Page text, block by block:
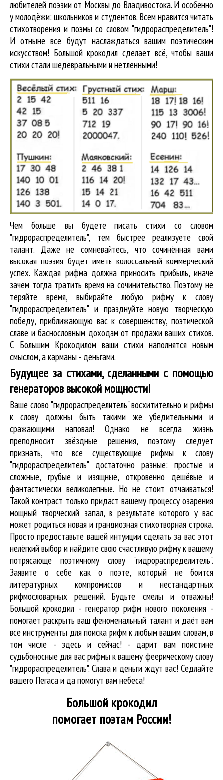
любителей поэзии от Москвы до Владивостока. И особенно
у молодёжи: школьников и студентов. Всем нравится читать
стихотворения и поэмы со словом "гидрораспределитель"!
И отныне все будут наслаждаться вашим поэтическим
искусством! Большой крокодил cделает всё, чтобы ваши
стихи стали шедевральными и нетленными!
Чем больше вы будете писать стихи со словом
"гидрораспределитель", тем быстрее реализуете свой
талант. Даже не сомневайтесь, что сочинённая вами
высокая поэзия будет иметь колоссальный коммерческий
успех. Каждая рифма должна приносить прибыль, иначе
зачем тогда тратить время на сочинительство. Поэтому не
теряйте время, выбирайте любую рифму к слову
"гидрораспределитель" и празднуйте новую творческую
победу, приближающую вас к совершенству, поэтической
славе и баснословным доходам от продажи ваших стихов.
С Большим Крокодилом ваши стихи наполнятся новым
смыслом, а карманы - деньгами.
Будущее за стихами, сделанными с помощью
генераторов высокой мощности!
Ваше слово "гидрораспределитель" восхитительно и рифмы
к слову должны быть такими же убедительными и
сражающими наповал! Однако не всегда жизнь
преподносит звёздные решения, поэтому следует
признать, что все существующие рифмы к слову
"гидрораспределитель" достаточно разные: простые и
сложные, грубые и изящные, откровенно дешёвые и
фантастически великолепные. Но не стоит отчаиваться!
Такой контраст только придаст вашему процессу озарения
мощный творческий запал, в результате которого у вас
может родиться новая и грандиозная стихотворная строка.
Просто предоставьте вашей интуиции сделать за вас этот
нелёгкий выбор и найдите свою счастливую рифму к вашему
потрясающе поэтичному слову "гидрораспределитель".
Заявите о себе как о поэте, который не боится
литературных компромиссов и нестандартных
рифмословарных решений. Будьте смелы и отважны!
Большой крокодил - генератор рифм нового поколения -
помогает раскрыть ваш феноменальный талант и даёт вам
все инструменты дляпоиска рифмк любым вашим словам, в
том числе - здесь и сейчас! - дарит вам поистине
судьбоносные для вас рифмы к вашему феерическому слову
"гидрораспределитель". Слава и деньги ждут вас! Седлайте
вашего Пегаса и да помогут вам небеса!
Большой крокодил
помогает поэтам России!